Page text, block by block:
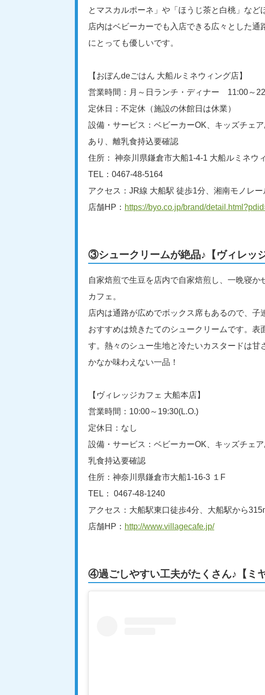
とマスカルポーネ」や「ほうじ茶と白桃」など
店内はベビーカーでも入店できる広々とした
にとっても優しいです。
【おぼんdeごはん 大船ルミネウィング店】
営業時間：月～日ランチ・ディナー 11:00～
定休日：不定休（施設の休館日は休業）
設備・サービス：ベビーカーOK、キッズチェ
あり、離乳食持込要確認
住所： 神奈川県鎌倉市大船1-4-1 大船ルミネウ
TEL：0467-48-5164
アクセス：JR線 大船駅 徒歩1分、湘南モノレ
店舗HP： https://byo.co.jp/brand/
③シュークリームが絶品♪【ヴィレッジ
自家焙煎で生豆を店内で自家焙煎し、一晩寝
カフェ。
店内は通路が広めでボックス席もあるので、子
おすすめは焼きたてのシュークリームです。
す。熱々のシュー生地と冷たいカスタードは
かなか味わえない一品！
【ヴィレッジカフェ 大船本店】
営業時間：10:00～19:30(L.O.)
定休日：なし
設備・サービス：ベビーカーOK、キッズチェ
乳食持込要確認
住所：神奈川県鎌倉市大船1-16-3 １F
TEL： 0467-48-1240
アクセス：大船駅東口徒歩4分、大船駅から
店舗HP： http://www.villagecafe.jp/
④過ごしやすい工夫がたくさん♪【ミヤ